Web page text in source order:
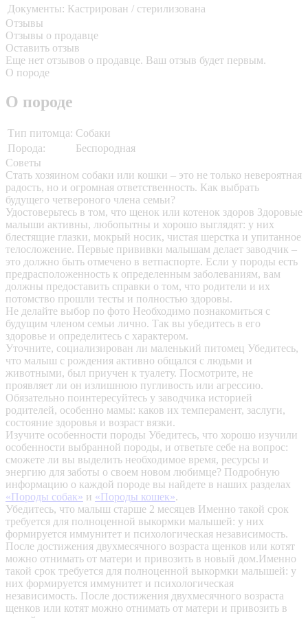
Документы: Кастрирован / стерилизована
Отзывы
Отзывы о продавце
Оставить отзыв
Еще нет отзывов о продавце. Ваш отзыв будет первым.
О породе
О породе
Тип питомца: Собаки
Порода:
Беспородная
Советы
Стать хозяином собаки или кошки – это не только невероятная
радость, но и огромная ответственность. Как выбрать
будущего четвероного члена семьи?
Удостоверьтесь в том, что щенок или котенок здоров Здоровые
малыши активны, любопытны и хорошо выглядят: у них
блестящие глазки, мокрый носик, чистая шерстка и упитанное
телосложение. Первые прививки малышам делает заводчик –
это должно быть отмечено в ветпаспорте. Если у породы есть
предрасположенность к определенным заболеваниям, вам
должны предоставить справки о том, что родители и их
потомство прошли тесты и полностью здоровы.
Не делайте выбор по фото Необходимо познакомиться с
будущим членом семьи лично. Так вы убедитесь в его
здоровье и определитесь с характером.
Уточните, социализирован ли маленький питомец Убедитесь,
что малыш с рождения активно общался с людьми и
животными, был приучен к туалету. Посмотрите, не
проявляет ли он излишнюю пугливость или агрессию.
Обязательно поинтересуйтесь у заводчика историей
родителей, особенно мамы: каков их темперамент, заслуги,
состояние здоровья и возраст вязки.
Изучите особенности породы Убедитесь, что хорошо изучили
особенности выбранной породы, и ответьте себе на вопрос:
сможете ли вы выделить необходимое время, ресурсы и
энергию для заботы о своем новом любимце? Подробную
информацию о каждой породе вы найдете в наших разделах
«Породы собак» и «Породы кошек».
Убедитесь, что малыш старше 2 месяцев Именно такой срок
требуется для полноценной выкормки малышей: у них
формируется иммунитет и психологическая независимость.
После достижения двухмесячного возраста щенков или котят
можно отнимать от матери и привозить в новый дом.Именно
такой срок требуется для полноценной выкормки малышей: у
них формируется иммунитет и психологическая
независимость. После достижения двухмесячного возраста
щенков или котят можно отнимать от матери и привозить в